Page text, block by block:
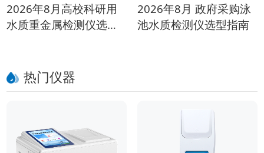
2026年8月高校科研用
水质重金属检测仪选购
2026年8月 政府采购泳
池水质检测仪选型指南
热门仪器